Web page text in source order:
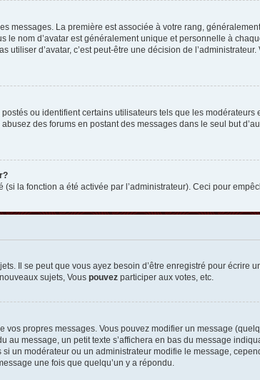
messages. La première est associée à votre rang,
nom d’avatar est généralement unique et personnelle à
d’avatar, c’est peut-être une décision de
ou identifient certains utilisateurs tels que les
des forums en postant des messages dans le seul but
la fonction a été activée par l’administrateur). Ceci pour
Il se peut que vous ayez besoin d’être enregistré pour écrire
sujets, Vous pouvez participer aux votes, etc.
vos propres messages. Vous pouvez modifier un message
message, un petit texte s’affichera en bas du message
un modérateur ou un administrateur modifie le message,
une fois que quelqu’un y a répondu.